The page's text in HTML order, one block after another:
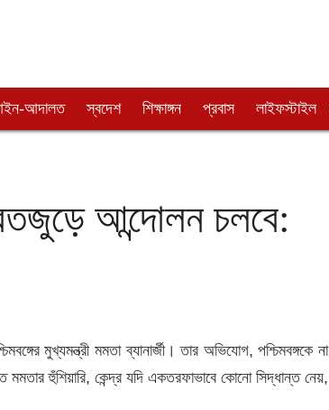
আদালত স্বদেশ শিক্ষাঙ্গন প্রবাস লাইফস্টাইল
আন্দোলন চলবে:
মুখ্যমন্ত্রী মমতা ব্যানার্জী। তার অভিযোগ, পশ্চিমবঙ্গকে না
মমতার হুঁশিয়ারি, কেন্দ্র যদি একতরফাভাবে কোনো সিদ্ধান্ত নেয়,